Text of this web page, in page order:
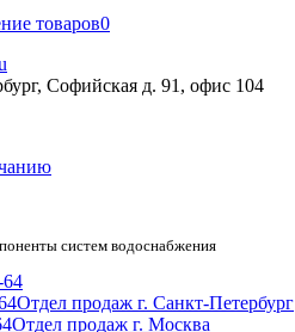
товаров0
Софийская д. 91, офис 104
систем водоснабжения
64
Отдел продаж г. Санкт-Петербург
Отдел продаж г. Москва